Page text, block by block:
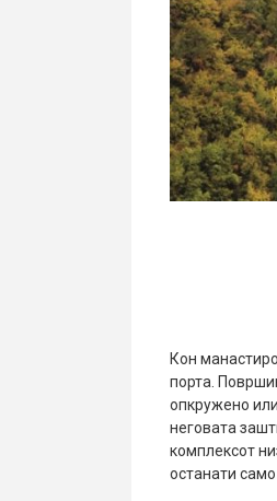
Кон
порта.
опкружено
неговата
комплексот
останати